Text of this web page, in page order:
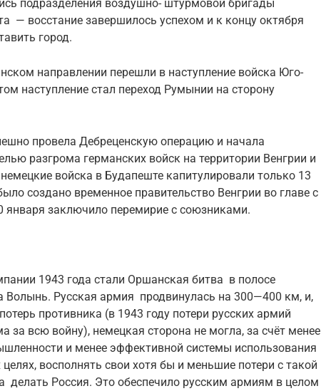
подразделения воздушно- штурмовой бригады
— восстание завершилось успехом и к концу октября
город.
направлении перешли в наступление войска Юго-
наступление стал переход Румынии на сторону
провела Дебреценскую операцию и начала
разгрома германских войск на территории Венгрии и
войска в Будапеште капитулировали только 13
создано временное правительство Венгрии во главе с
января заключило перемирие с союзниками.
1943 года стали Оршанская битва в полосе
Волынь. Русская армия продвинулась на 300—400 км, и,
противника (в 1943 году потери русских армий
за всю войну), немецкая сторона не могла, за счёт менее
и менее эффективной системы использования
восполнять свои хотя бы и меньшие потери с такой
делать Россия. Это обеспечило русским армиям в целом